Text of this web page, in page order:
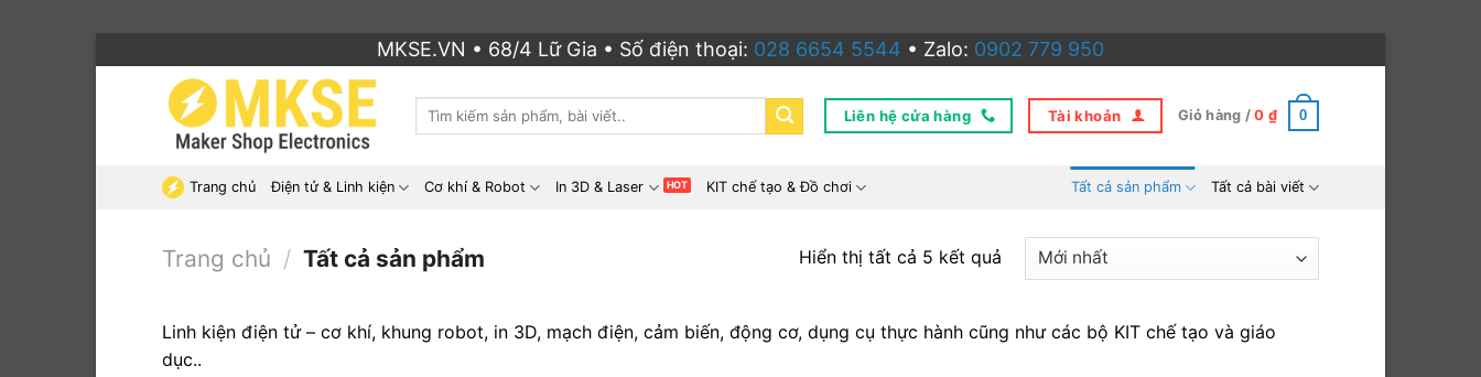
qua
MKSE.VN • 68/4 Lữ Gia • Số điện thoại: 028 6654 5544 • Zalo: 0902 779 950
Tìm
Liên hệ cửa hàng Tài khoản Giỏ hàng /0 ₫ 0
Trang chủ Điện tử & Linh kiện Cơ khí & Robot In 3D & Laser KIT chế tạo & Đồ chơi Tất cả sản phẩm Tất cả bài viết
Trang chủ / Tất cả sản phẩm Hiển thị tất cả 5 kết quảĐược
sắp
theo
Linh kiện điện tử – cơ khí, khung robot, in 3D, mạch điện, cảm biến, động cơ, dụng cụ thực hành cũng như các bộ KIT chế tạo và giáo
dục..